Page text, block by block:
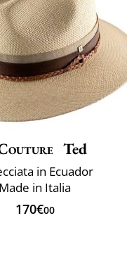
Ted
in Ecuador
Made in Italia
170€00